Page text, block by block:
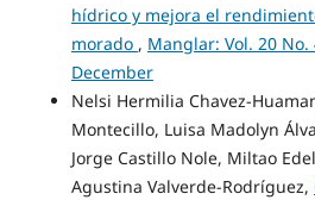
hídrico y mejora el
morado , Manglar: Vol. 20 No.
December
Nelsi Hermilia Chavez-
Montecillo, Luisa Madolyn
Jorge Castillo Nole, Miltao
Agustina Valverde-Rodríguez,